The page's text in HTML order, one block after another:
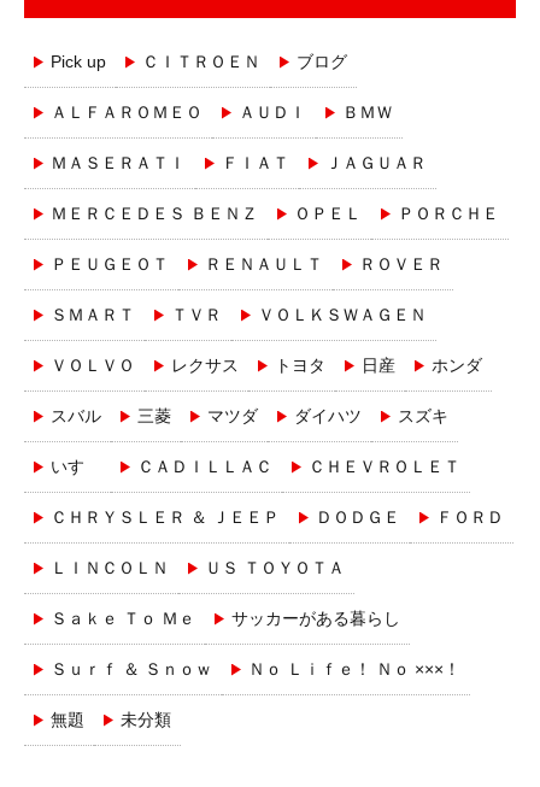
Pick up ＣＩＴＲＯＥＮ ブログ
ＡＬＦＡＲＯＭＥＯ ＡＵＤＩ ＢＭＷ
ＭＡＳＥＲＡＴＩ ＦＩＡＴ ＪＡＧＵＡＲ
ＭＥＲＣＥＤＥＳ ＢＥＮＺ ＯＰＥＬ ＰＯＲＣＨＥ
ＰＥＵＧＥＯＴ ＲＥＮＡＵＬＴ ＲＯＶＥＲ
ＳＭＡＲＴ ＴＶＲ ＶＯＬＫＳＷＡＧＥＮ
ＶＯＬＶＯ レクサス トヨタ 日産 ホンダ
スバル 三菱 マツダ ダイハツ スズキ
いすゞ ＣＡＤＩＬＬＡＣ ＣＨＥＶＲＯＬＥＴ
ＣＨＲＹＳＬＥＲ ＆ ＪＥＥＰ ＤＯＤＧＥ ＦＯＲＤ
ＬＩＮＣＯＬＮ ＵＳ ＴＯＹＯＴＡ
Ｓａｋｅ Ｔｏ Ｍｅ サッカーがある暮らし
Ｓｕｒｆ ＆ Ｓｎｏｗ Ｎｏ Ｌｉｆｅ！ Ｎｏ ×××！
無題 未分類